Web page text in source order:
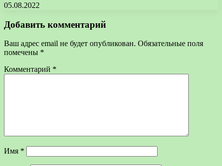
05.08.2022
Добавить комментарий
Ваш адрес email не будет опубликован. Обязательные поля
помечены *
Комментарий *
Имя *